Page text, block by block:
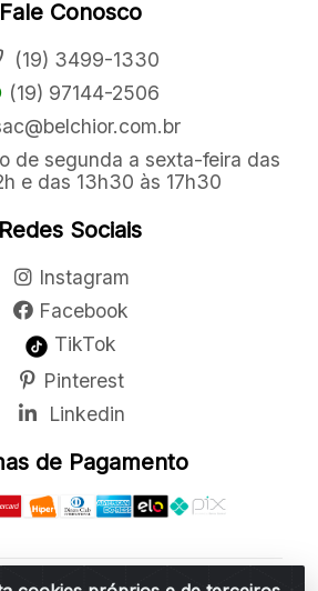
Fale Conosco
(19) 3499-1330
(19) 97144-2506
de segunda a sexta-feira das
e das 13h30 às 17h30
Redes Sociais
Instagram
Facebook
TikTok
Pinterest
Linkedin
de Pagamento